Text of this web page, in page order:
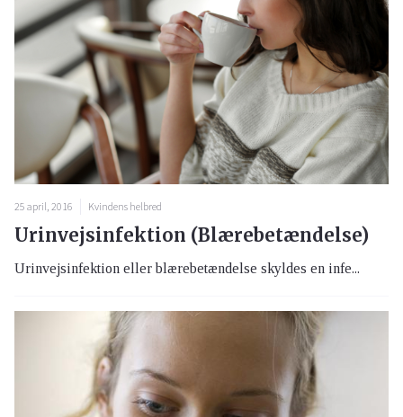
25 april, 2016 Kvindens helbred
Urinvejsinfektion (Blærebetændelse)
Urinvejsinfektion eller blærebetændelse skyldes en infe...